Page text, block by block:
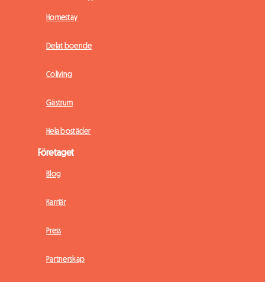
Homestay
Delat boende
Coliving
Gästrum
Hela bostäder
Företaget
Blog
Karriär
Press
Partnerskap